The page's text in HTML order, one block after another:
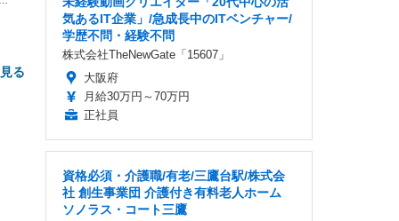
る
気あるIT企業」/急成長中のITベンチャー/
学歴不問・経験不問
株式会社TheNewGate「15607」
大阪府
月給30万円～70万円
正社員
資格必須・介護職/有老/三鷹台駅/株式会
社 創生事業団 介護付き有料老人ホーム
ソノラス・コート三鷹